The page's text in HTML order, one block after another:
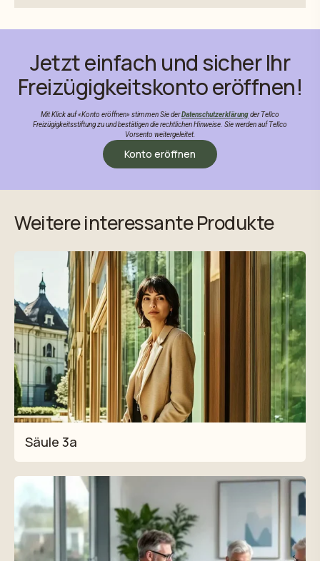
Jetzt einfach und sicher Ihr
Freizügigkeitskonto eröffnen!
Mit Klick auf «Konto eröffnen» stimmen Sie derDatenschutzerklärungder Tellco
Freizügigkeitsstiftung zu und bestätigen die rechtlichen Hinweise. Sie werden auf Tellco
Vorsento weitergeleitet.
Konto eröffnen
Weitere interessante Produkte
Säule 3a